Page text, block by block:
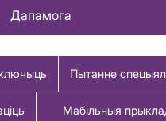
Дапамога
Пытанне
Мабільныя